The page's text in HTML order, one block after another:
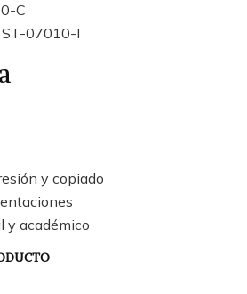
C
ST-07010-I
y copiado
y académico